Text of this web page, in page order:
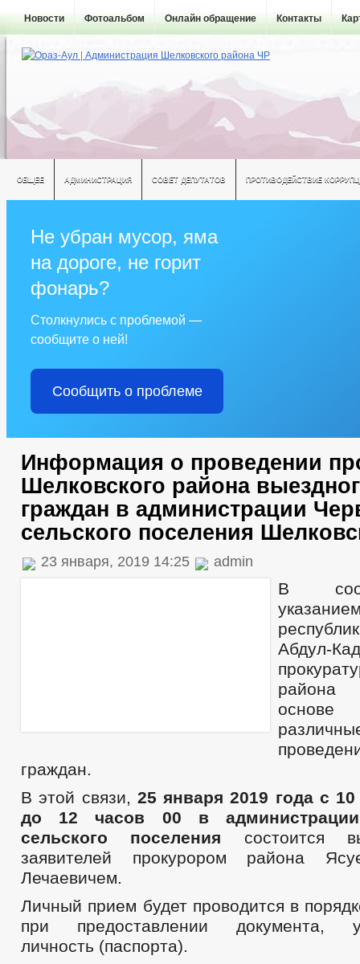
Новости Фотоальбом Онлайн обращение Контакты
ОБЩЕЕ АДМИНИСТРАЦИЯ СОВЕТ ДЕПУТАТОВ ПРОТИВОДЕЙСТВИЕ
Не убран мусор, яма
на дороге, не горит
фонарь?
Столкнулись с проблемой —
сообщите о ней!
Сообщить о проблеме
Информация о проведении
Шелковского района
граждан в администрации
сельского поселения
23 января, 2019 14:25 admin
В
Абдул-
района
основе
граждан.
В этой связи, 25 января 2019 года с
до 12 часов 00 в администрации
сельского поселения состоится
заявителей прокурором района
Лечаевичем.
Личный прием будет проводится в
при предоставлении документа,
личность (паспорта).